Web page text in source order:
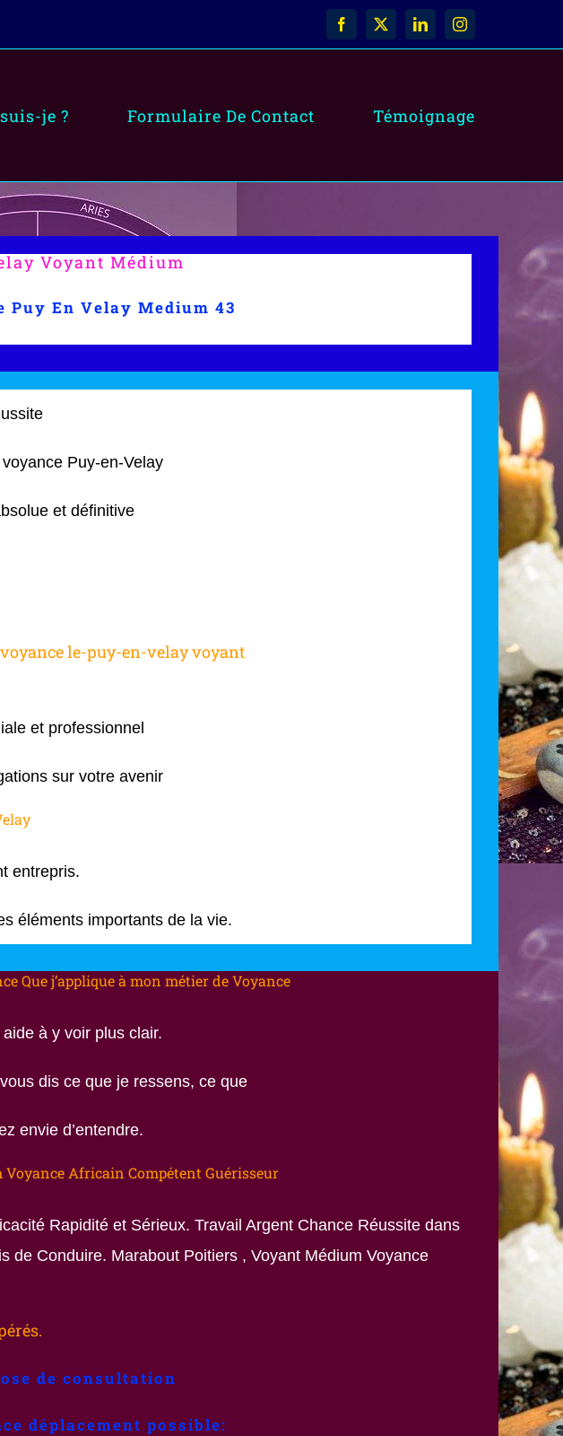
Facebook
X LinkedInInstagram
je ? Formulaire De Contact Témoignage
Voyant Médium
En Velay Medium 43
Puy-en-Velay
et définitive
le-puy-en-velay voyant
et professionnel
sur votre avenir
entrepris.
éléments importants de la vie.
Que j’applique à mon métier de Voyance
à y voir plus clair.
dis ce que je ressens, ce que
envie d’entendre.
Africain Compétent Guérisseur
Rapidité et Sérieux. Travail Argent Chance Réussite dans
de Conduire. Marabout Poitiers , Voyant Médium Voyance
de consultation
déplacement possible: